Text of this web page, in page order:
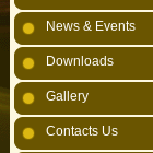
News & Events
Downloads
Gallery
Contacts Us